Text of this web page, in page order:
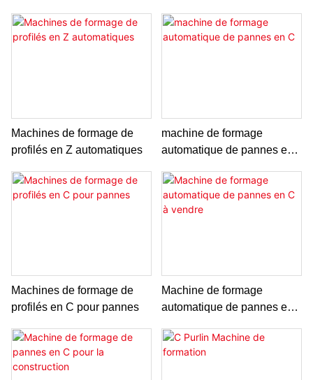
Machines de formage de
profilés en Z automatiques
machine de formage
automatique de pannes en
Machines de formage de
profilés en C pour pannes
Machine de formage
automatique de pannes en